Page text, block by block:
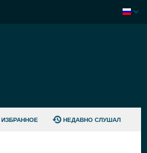
ИЗБРАННОЕ НЕДАВНО СЛУШАЛ